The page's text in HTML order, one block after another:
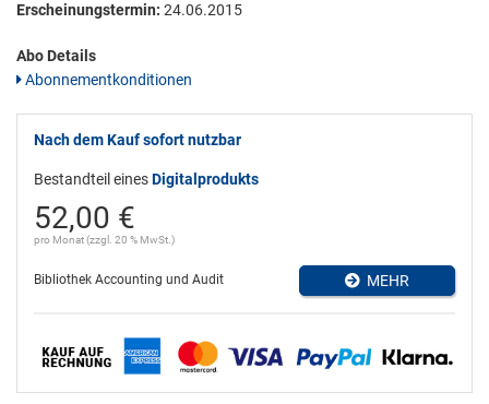
Erscheinungstermin: 24.06.2015
Abo Details
Abonnementkonditionen
Nach dem Kauf sofort nutzbar
Bestandteil einesDigitalprodukts
52,00 €
pro Monat (zzgl. 20 % MwSt.)
Bibliothek Accounting und Audit MEHR